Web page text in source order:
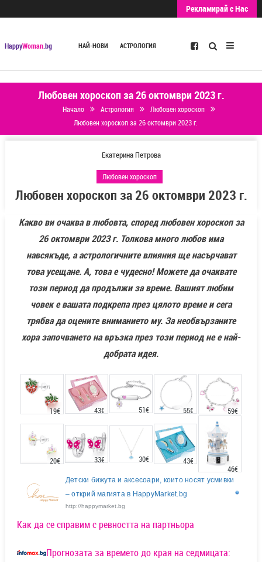
Рекламирай с Нас
HappyWoman.bg НАЙ-НОВИ АСТРОЛОГИЯ Търсене
Любовен хороскоп за 26 октомври 2023 г.
Начало Астрология
Любовен хороскоп
Любовен хороскоп за 26 октомври 2023 г.
Екатерина Петрова
Любовен хороскоп
Любовен хороскоп за 26 октомври 2023 г.
Какво ви очаква в любовта, според любовен хороскоп за
26 октомври 2023 г. Толкова много любов има
навсякъде, а астрологичните влияния ще насърчават
това усещане. А, това е чудесно! Можете да очаквате
този период да продължи за време. Вашият любим
човек е вашата подкрепа през цялото време и сега
трябва да оцените вниманието му. За необвързаните
хора започването на връзка през този период не е най-
добрата идея.
19€ 43€ 51€ 55€ 59€
20€ 33€ 30€
43€
46€
Детски бижута и аксесоари, които носят усмивки
– открий магията в HappyMarket.bg
http://happymarket.bg
Как да се справим с ревността на партньора
Прогнозата за времето до края на седмицата: